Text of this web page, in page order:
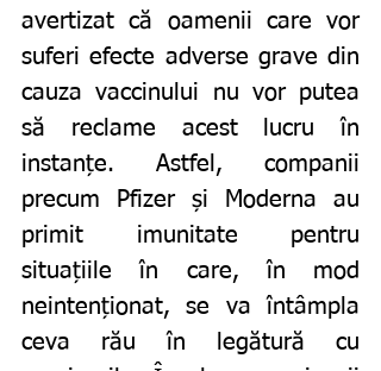
avertizat că oamenii care vor
suferi efecte adverse grave din
cauza vaccinului nu vor putea
să reclame acest lucru în
instanțe. Astfel, companii
precum Pfizer și Moderna au
primit imunitate pentru
situațiile în care, în mod
neintenționat, se va întâmpla
ceva rău în legătură cu